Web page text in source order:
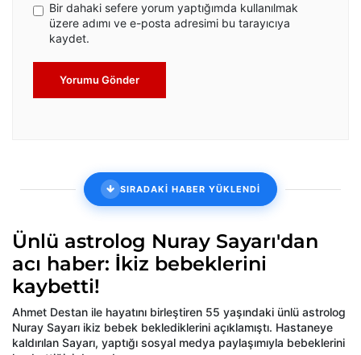
Bir dahaki sefere yorum yaptığımda kullanılmak
üzere adımı ve e-posta adresimi bu tarayıcıya
kaydet.
Yorumu Gönder
SIRADAKİ HABER YÜKLENDİ
Ünlü astrolog Nuray Sayarı'dan
acı haber: İkiz bebeklerini
kaybetti!
Ahmet Destan ile hayatını birleştiren 55 yaşındaki ünlü astrolog
Nuray Sayarı ikiz bebek beklediklerini açıklamıştı. Hastaneye
kaldırılan Sayarı, yaptığı sosyal medya paylaşımıyla bebeklerini